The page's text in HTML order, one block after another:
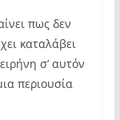
πως δεν
καταλάβει
σ’ αυτόν
περιουσία